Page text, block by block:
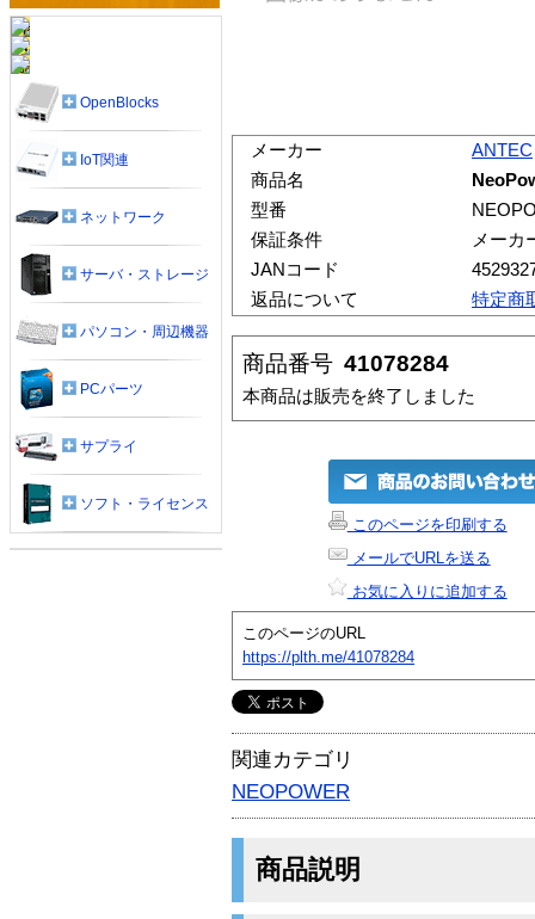
メーカー
ANTEC
商品名
型番
保証条件
メーカ
JANコード
返品について
特定商
商品番号 41078284
本商品は販売を終了しました
このページを印刷する
メールでURLを送る
お気に入りに追加する
このページのURL
https://plth.me/41078284
関連カテゴリ
NEOPOWER
商品説明
OpenBlocks
IoT関連
ネットワーク
サーバ・ストレージ
パソコン・周辺機器
PCパーツ
サプライ
ソフト・ライセンス